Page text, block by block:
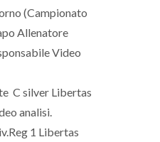
(Campionato
Allenatore
Video
C silver Libertas
analisi.
1 Libertas